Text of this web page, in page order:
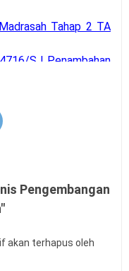
Tahap 2 TA
SJ Penambahan
pada Dapodik
Calon Guru Tahun
Raya 2026/2027
2026/2027
KBC untuk
Pengembangan
akan terhapus oleh